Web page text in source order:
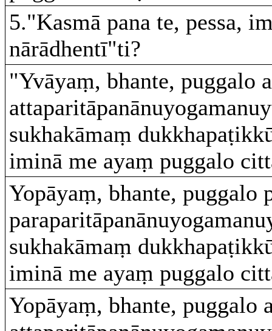
5."Kasmā pana te, pessa,
nārādhentī"ti?
"Yvāyaṃ, bhante, puggalo
sukhakāmaṃ
iminā me ayaṃ puggalo
Yopāyaṃ, bhante, puggalo
sukhakāmaṃ
iminā me ayaṃ puggalo
Yopāyaṃ, bhante, puggalo